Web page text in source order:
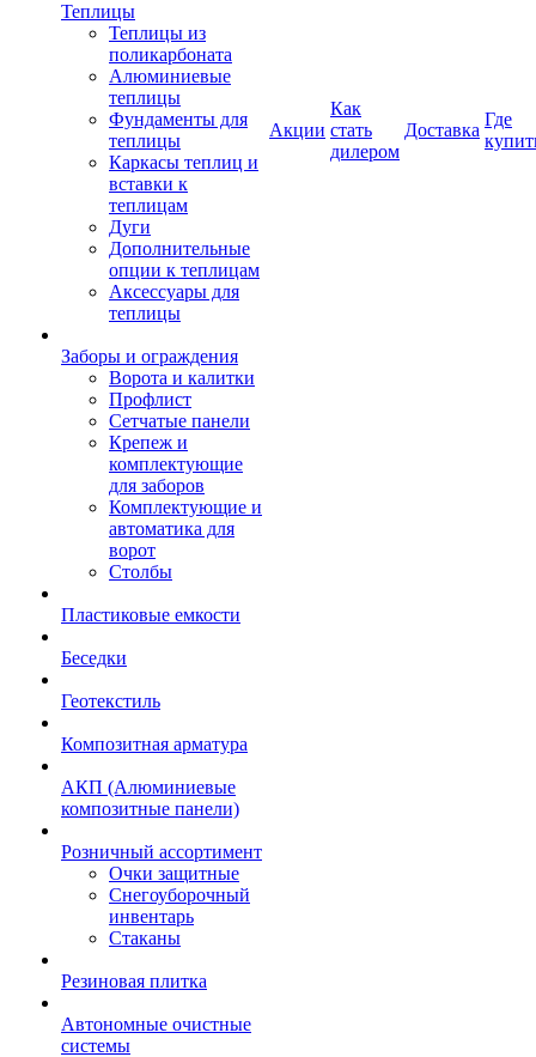
Теплицы
Теплицы из
поликарбоната
Алюминиевые
теплицы
Фундаменты для
теплицы
Каркасы теплиц и
вставки к
теплицам
Дуги
Дополнительные
опции к теплицам
Аксессуары для
теплицы
Заборы и ограждения
Ворота и калитки
Профлист
Сетчатые панели
Крепеж и
комплектующие
для заборов
Комплектующие и
автоматика для
ворот
Столбы
Пластиковые емкости
Беседки
Геотекстиль
Композитная арматура
АКП (Алюминиевые
композитные панели)
Розничный ассортимент
Очки защитные
Снегоуборочный
инвентарь
Стаканы
Резиновая плитка
Автономные очистные
системы
Акции
Как
стать
дилером
Доставка
Где